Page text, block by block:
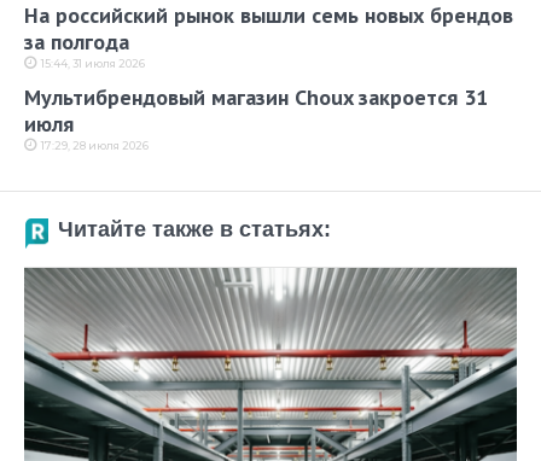
На российский рынок вышли семь новых брендов
за полгода
15:44, 31 июля 2026
Мультибрендовый магазин Choux закроется 31
июля
17:29, 28 июля 2026
Читайте также в статьях: